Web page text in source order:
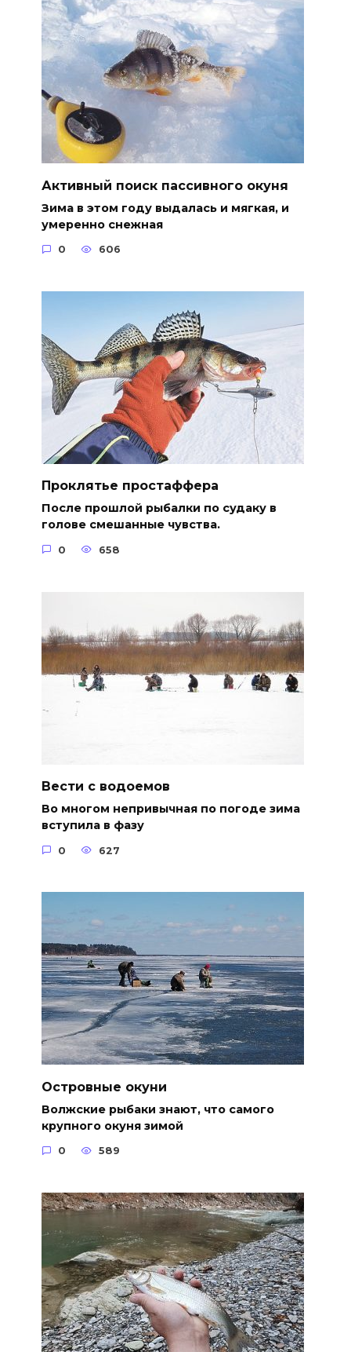
Активный поиск пассивного окуня
Зима в этом году выдалась и мягкая, и
умеренно снежная
0 606
Проклятье простаффера
После прошлой рыбалки по судаку в
голове смешанные чувства.
0 658
Вести с водоемов
Во многом непривычная по погоде зима
вступила в фазу
0 627
Островные окуни
Волжские рыбаки знают, что самого
крупного окуня зимой
0 589